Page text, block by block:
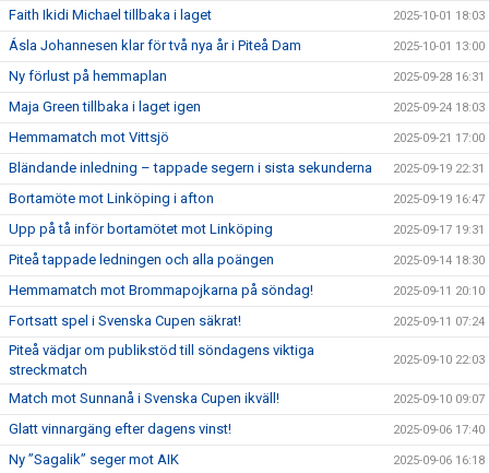
Faith Ikidi Michael tillbaka i laget 2025-10-01 18:03
Ásla Johannesen klar för två nya år i Piteå Dam 2025-10-01 13:00
Ny förlust på hemmaplan 2025-09-28 16:31
Maja Green tillbaka i laget igen 2025-09-24 18:03
Hemmamatch mot Vittsjö 2025-09-21 17:00
Bländande inledning – tappade segern i sista sekunderna 2025-09-19 22:31
Bortamöte mot Linköping i afton 2025-09-19 16:47
Upp på tå inför bortamötet mot Linköping 2025-09-17 19:31
Piteå tappade ledningen och alla poängen 2025-09-14 18:30
Hemmamatch mot Brommapojkarna på söndag! 2025-09-11 20:10
Fortsatt spel i Svenska Cupen säkrat! 2025-09-11 07:24
Piteå vädjar om publikstöd till söndagens viktiga
streckmatch
2025-09-10 22:03
Match mot Sunnanå i Svenska Cupen ikväll! 2025-09-10 09:07
Glatt vinnargäng efter dagens vinst! 2025-09-06 17:40
Ny ”Sagalik” seger mot AIK 2025-09-06 16:18